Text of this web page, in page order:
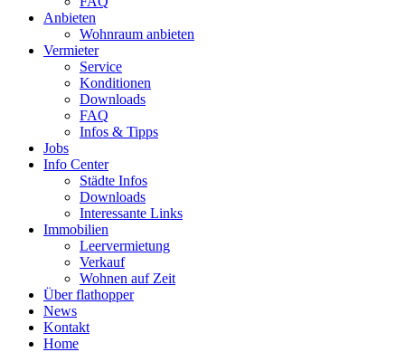
Anbieten
Wohnraum anbieten
Vermieter
Service
Konditionen
Downloads
FAQ
Infos & Tipps
Jobs
Info Center
Städte Infos
Downloads
Interessante Links
Immobilien
Leervermietung
Verkauf
Wohnen auf Zeit
Über flathopper
News
Kontakt
Home